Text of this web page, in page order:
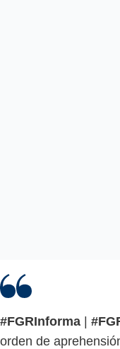
#FGRInforma |
orden de